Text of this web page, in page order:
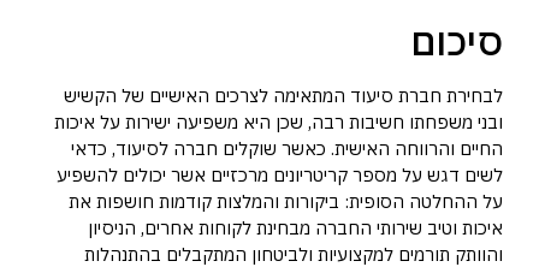
סיכום
לבחירת חברת סיעוד המתאימה לצרכים האישיים של הקשיש
ובני משפחתו חשיבות רבה, שכן היא משפיעה ישירות על איכות
החיים והרווחה האישית. כאשר שוקלים חברה לסיעוד, כדאי
לשים דגש על מספר קריטריונים מרכזיים אשר יכולים להשפיע
על ההחלטה הסופית: ביקורות והמלצות קודמות חושפות את
איכות וטיב שירותי החברה מבחינת לקוחות אחרים, הניסיון
והוותק תורמים למקצועיות ולביטחון המתקבלים בהתנהלות